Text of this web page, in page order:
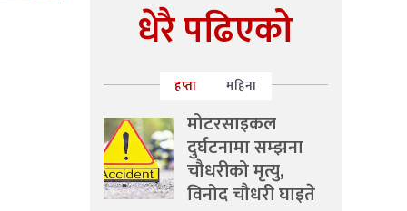
धेरै पढिएको
हप्ता महिना
मोटरसाइकल
दुर्घटनामा सम्झना
चौधरीको मृत्यु,
विनोद चौधरी घाइते